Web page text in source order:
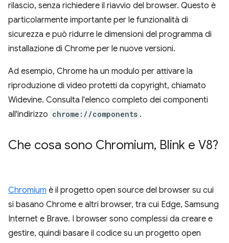
rilascio, senza richiedere il riavvio del browser. Questo è
particolarmente importante per le funzionalità di
sicurezza e può ridurre le dimensioni del programma di
installazione di Chrome per le nuove versioni.
Ad esempio, Chrome ha un modulo per attivare la
riproduzione di video protetti da copyright, chiamato
Widevine. Consulta l'elenco completo dei componenti
all'indirizzo chrome://components .
Che cosa sono Chromium, Blink e V8?
Chromium è il progetto open source del browser su cui
si basano Chrome e altri browser, tra cui Edge, Samsung
Internet e Brave. I browser sono complessi da creare e
gestire, quindi basare il codice su un progetto open